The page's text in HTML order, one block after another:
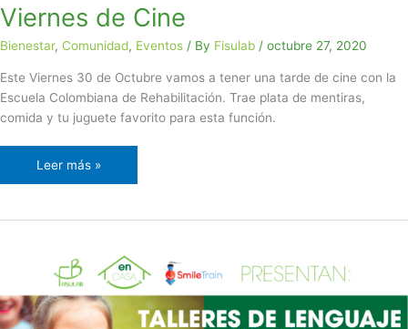
Viernes de Cine
Bienestar, Comunidad, Eventos / By Fisulab / octubre 27, 2020
Este Viernes 30 de Octubre vamos a tener una tarde de cine con la
Escuela Colombiana de Rehabilitación. Trae plata de mentiras,
comida y tu juguete favorito para esta función.
Leer más »
TALLERES
LENGUAJE
14